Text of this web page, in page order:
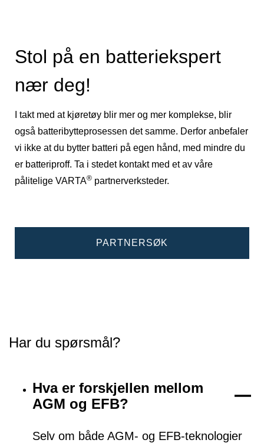
Stol på en batteriekspert
nær deg!
I takt med at kjøretøy blir mer og mer komplekse, blir
også batteribytteprosessen det samme. Derfor anbefaler
vi ikke at du bytter batteri på egen hånd, med mindre du
er batteriproff. Ta i stedet kontakt med et av våre
pålitelige VARTA® partnerverksteder.
PARTNERSØK
Har du spørsmål?
Hva er forskjellen mellom
AGM og EFB?
Selv om både AGM- og EFB-teknologier